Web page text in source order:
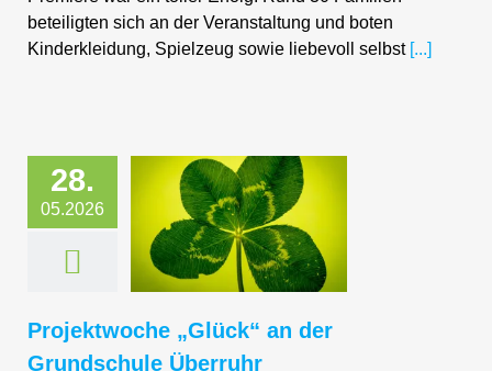
beteiligten sich an der Veranstaltung und boten
Kinderkleidung, Spielzeug sowie liebevoll selbst[...]
28.
05.2026
„Glück“
Projektwoche „Glück“ an der
Grundschule Überruhr